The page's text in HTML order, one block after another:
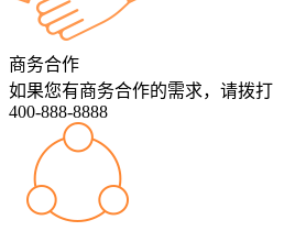
商务合作
如果您有商务合作的需求，请拨打
400-888-8888